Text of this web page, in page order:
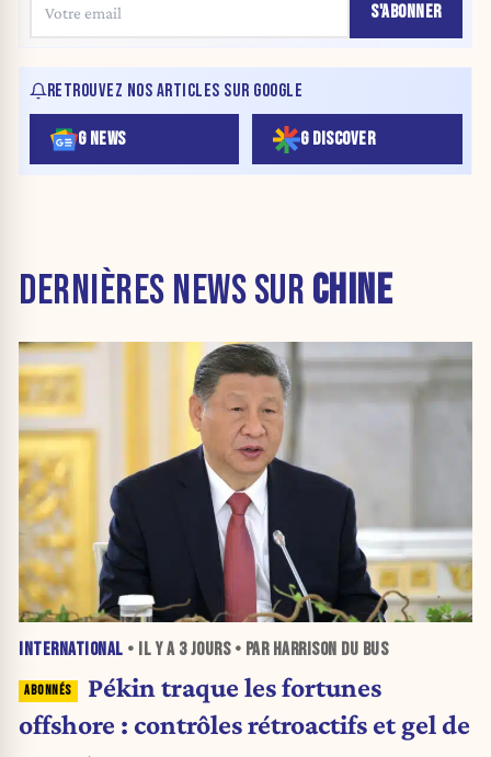
S'ABONNER
RETROUVEZ NOS ARTICLES SUR GOOGLE
G NEWS G DISCOVER
DERNIÈRES NEWS SUR CHINE
INTERNATIONAL • IL Y A 3 JOURS• PAR HARRISON DU BUS
Pékin traque les fortunes
offshore : contrôles rétroactifs et gel de